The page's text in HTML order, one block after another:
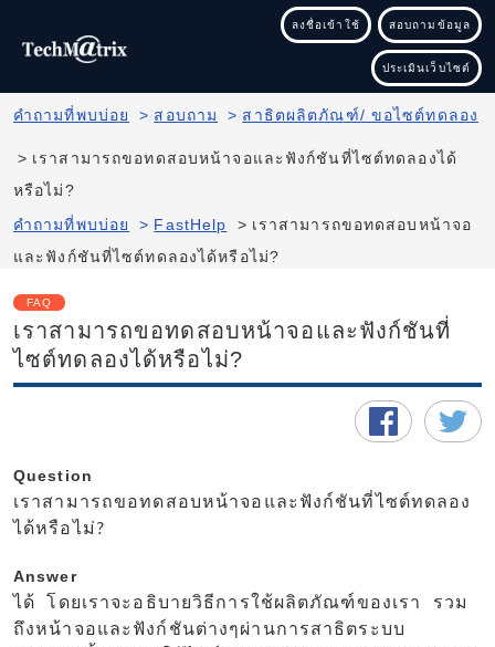
ลงชื่อเข้าใช้ สอบถามข้อมูล
ประเมินเว็บไซต์
คำถามที่พบบ่อย > สอบถาม > สาธิตผลิตภัณฑ์/ ขอไซต์ทดลอง
> เราสามารถขอทดสอบหน้าจอและฟังก์ชันที่ไซต์ทดลองได้
หรือไม่?
คำถามที่พบบ่อย
> FastHelp > เราสามารถขอทดสอบหน้าจอ
และฟังก์ชันที่ไซต์ทดลองได้หรือไม่?
FAQ
เราสามารถขอทดสอบหน้าจอและฟังก์ชันที่
ไซต์ทดลองได้หรือไม่?
Question
เราสามารถขอทดสอบหน้าจอและฟังก์ชันที่ไซต์ทดลอง
ได้หรือไม่?
Answer
ได้ โดยเราจะอธิบายวิธีการใช้ผลิตภัณฑ์ของเรา รวม
ถึงหน้าจอและฟังก์ชันต่างๆผ่านการสาธิตระบบ